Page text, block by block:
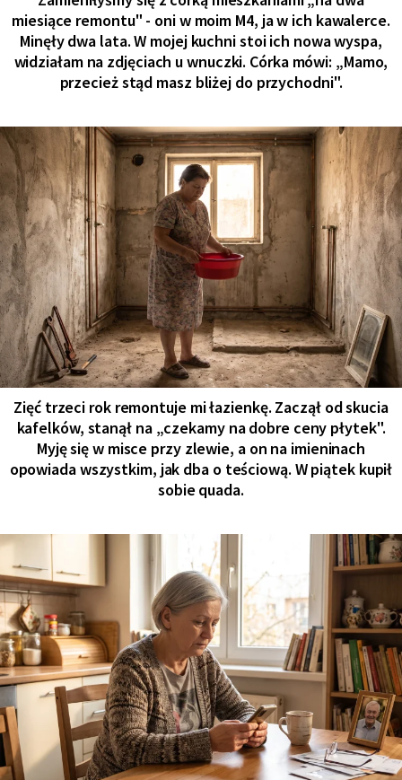
miesiące remontu" - oni w moim M4, ja w ich kawalerce.
Minęły dwa lata. W mojej kuchni stoi ich nowa wyspa,
widziałam na zdjęciach u wnuczki. Córka mówi: „Mamo,
przecież stąd masz bliżej do przychodni".
Zięć trzeci rok remontuje mi łazienkę. Zaczął od skucia
kafelków, stanął na „czekamy na dobre ceny płytek".
Myję się w misce przy zlewie, a on na imieninach
opowiada wszystkim, jak dba o teściową. W piątek kupił
sobie quada.